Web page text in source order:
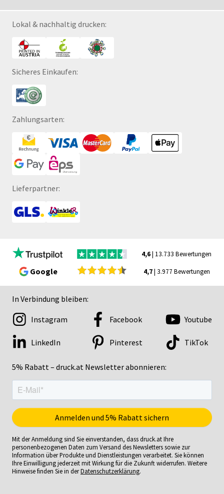
Lokal & nachhaltig drucken:
Sicheres Einkaufen:
Zahlungsarten:
Lieferpartner:
4,6| 13.733 Bewertungen
Google 4,7| 3.977 Bewertungen
In Verbindung bleiben:
5% Rabatt – druck.at Newsletter abonnieren:
Instagram Facebook Youtube
LinkedIn Pinterest TikTok
Mit der Anmeldung sind Sie einverstanden, dass druck.at Ihre
personenbezogenen Daten zum Versand des Newsletters sowie zur
Information über Produkte und Dienstleistungen verarbeitet. Sie können
Ihre Einwilligung jederzeit mit Wirkung für die Zukunft widerrufen. Weitere
Hinweise finden Sie in derDatenschutzerklärung.